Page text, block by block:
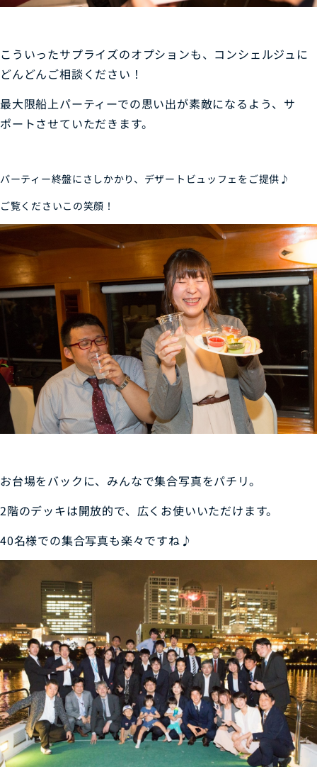
こういったサプライズのオプションも、コンシェルジュに
どんどんご相談ください！
最大限船上パーティーでの思い出が素敵になるよう、サ
ポートさせていただきます。
パーティー終盤にさしかかり、デザートビュッフェをご提供♪
ご覧くださいこの笑顔！
お台場をバックに、みんなで集合写真をパチリ。
2階のデッキは開放的で、広くお使いいただけます。
40名様での集合写真も楽々ですね♪